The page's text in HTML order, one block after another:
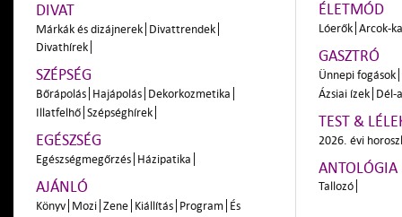
DIVAT
Márkák és dizájnerek Divattrendek
Divathírek
SZÉPSÉG
Bőrápolás Hajápolás Dekorkozmetika
Illatfelhő Szépséghírek
EGÉSZSÉG
Egészségmegőrzés Házipatika
AJÁNLÓ
Könyv Mozi Zene Kiállítás Program És
ÉLETMÓD
Lóerők Arcok-
GASZTRÓ
Ünnepi fogások
Ázsiai ízek Dél-
TEST &
2026. évi
ANTOLÓGIA
Tallozó